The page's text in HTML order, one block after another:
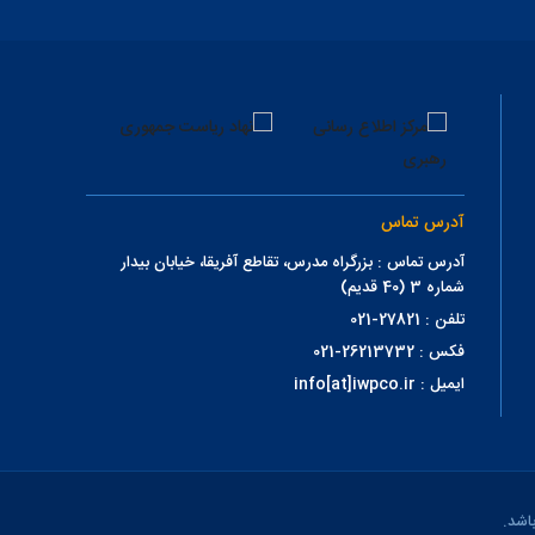
آدرس تماس
آدرس تماس : بزرگراه مدرس، تقاطع آفریقا، خیابان بیدار
شماره 3 (40 قدیم)
تلفن : 27821-021
فکس : 26213732-021
ایمیل : info[at]iwpco.ir